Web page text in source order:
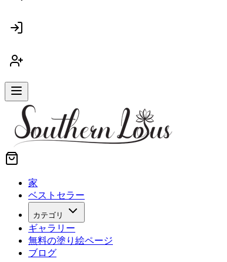
家
ベストセラー
カテゴリ
ギャラリー
無料の塗り絵ページ
ブログ